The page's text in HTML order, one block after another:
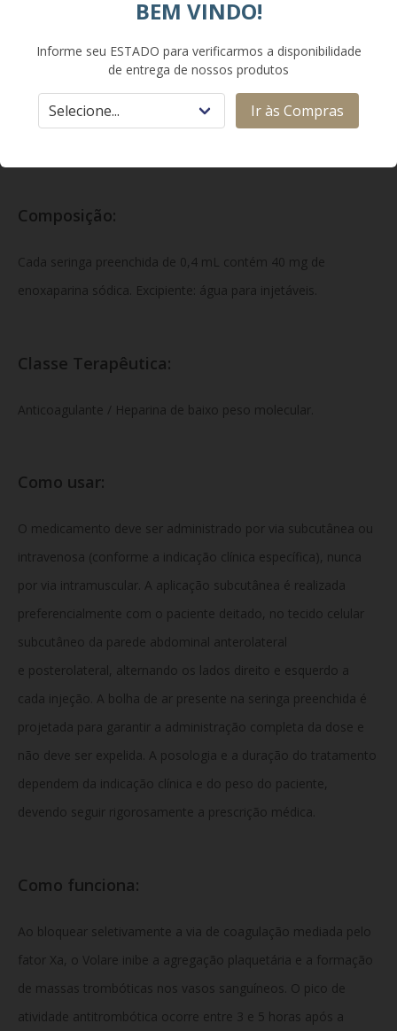
da neutralização primária do fator Xa, o que impede a
coágulos já formados e assegura a fluidez adequada do
Composição:
Cada seringa preenchida de 0,4 mL contém 40 mg de
enoxaparina sódica. Excipiente: água para injetáveis.
Classe Terapêutica:
Anticoagulante / Heparina de baixo peso molecular.
Como usar:
O medicamento deve ser administrado por via subcutânea ou
intravenosa (conforme a indicação clínica específica), nunca
por via intramuscular. A aplicação subcutânea é realizada
preferencialmente com o paciente deitado, no tecido celular
subcutâneo da parede abdominal anterolateral
e posterolateral, alternando os lados direito e esquerdo a
cada injeção. A bolha de ar presente na seringa preenchida é
projetada para garantir a administração completa da dose e
não deve ser expelida. A posologia e a duração do tratamento
dependem da indicação clínica e do peso do paciente,
devendo seguir rigorosamente a prescrição médica.
Como funciona:
Ao bloquear seletivamente a via de coagulação mediada pelo
fator Xa, o Volare inibe a agregação plaquetária e a formação
de massas trombóticas nos vasos sanguíneos. O pico de
atividade antitrombótica ocorre entre 3 e 5 horas após a
BEM VINDO!
Informe seu ESTADO para verificarmos a disponibilidade
de entrega de nossos produtos
Ir às Compras